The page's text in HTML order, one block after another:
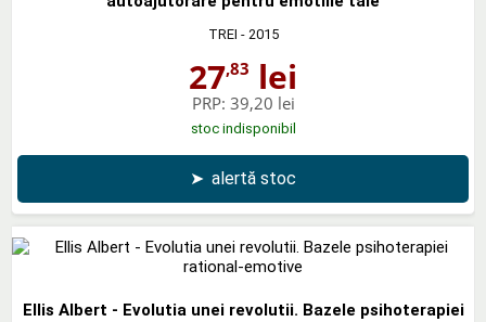
TREI - 2015
27,83 lei
PRP: 39,20 lei
stoc indisponibil
➤ alertă stoc
Ellis Albert - Evolutia unei revolutii. Bazele psihoterapiei